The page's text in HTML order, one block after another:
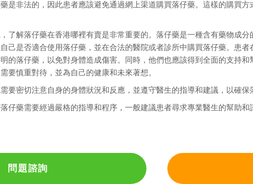
是非法的，因此患者應該避免通過網上渠道購買落仔藥。這樣的購買
了解落仔藥在香港哪裡有賣是非常重要的。落仔藥是一種含有藥物成
己是否適合使用落仔藥，並在合法的醫院或者診所中購買落仔藥。患
的落仔藥，以免對身體造成傷害。同時，他們也應該得到全面的支持
要慎重對待，並為自己的健康和未來著想。
要密切注意自身的身體狀況和反應，並遵守醫生的指導和建議，以確保
仔藥需要經過嚴格的指導和程序，一般建議患者尋求專業醫生的幫助
問題諮詢